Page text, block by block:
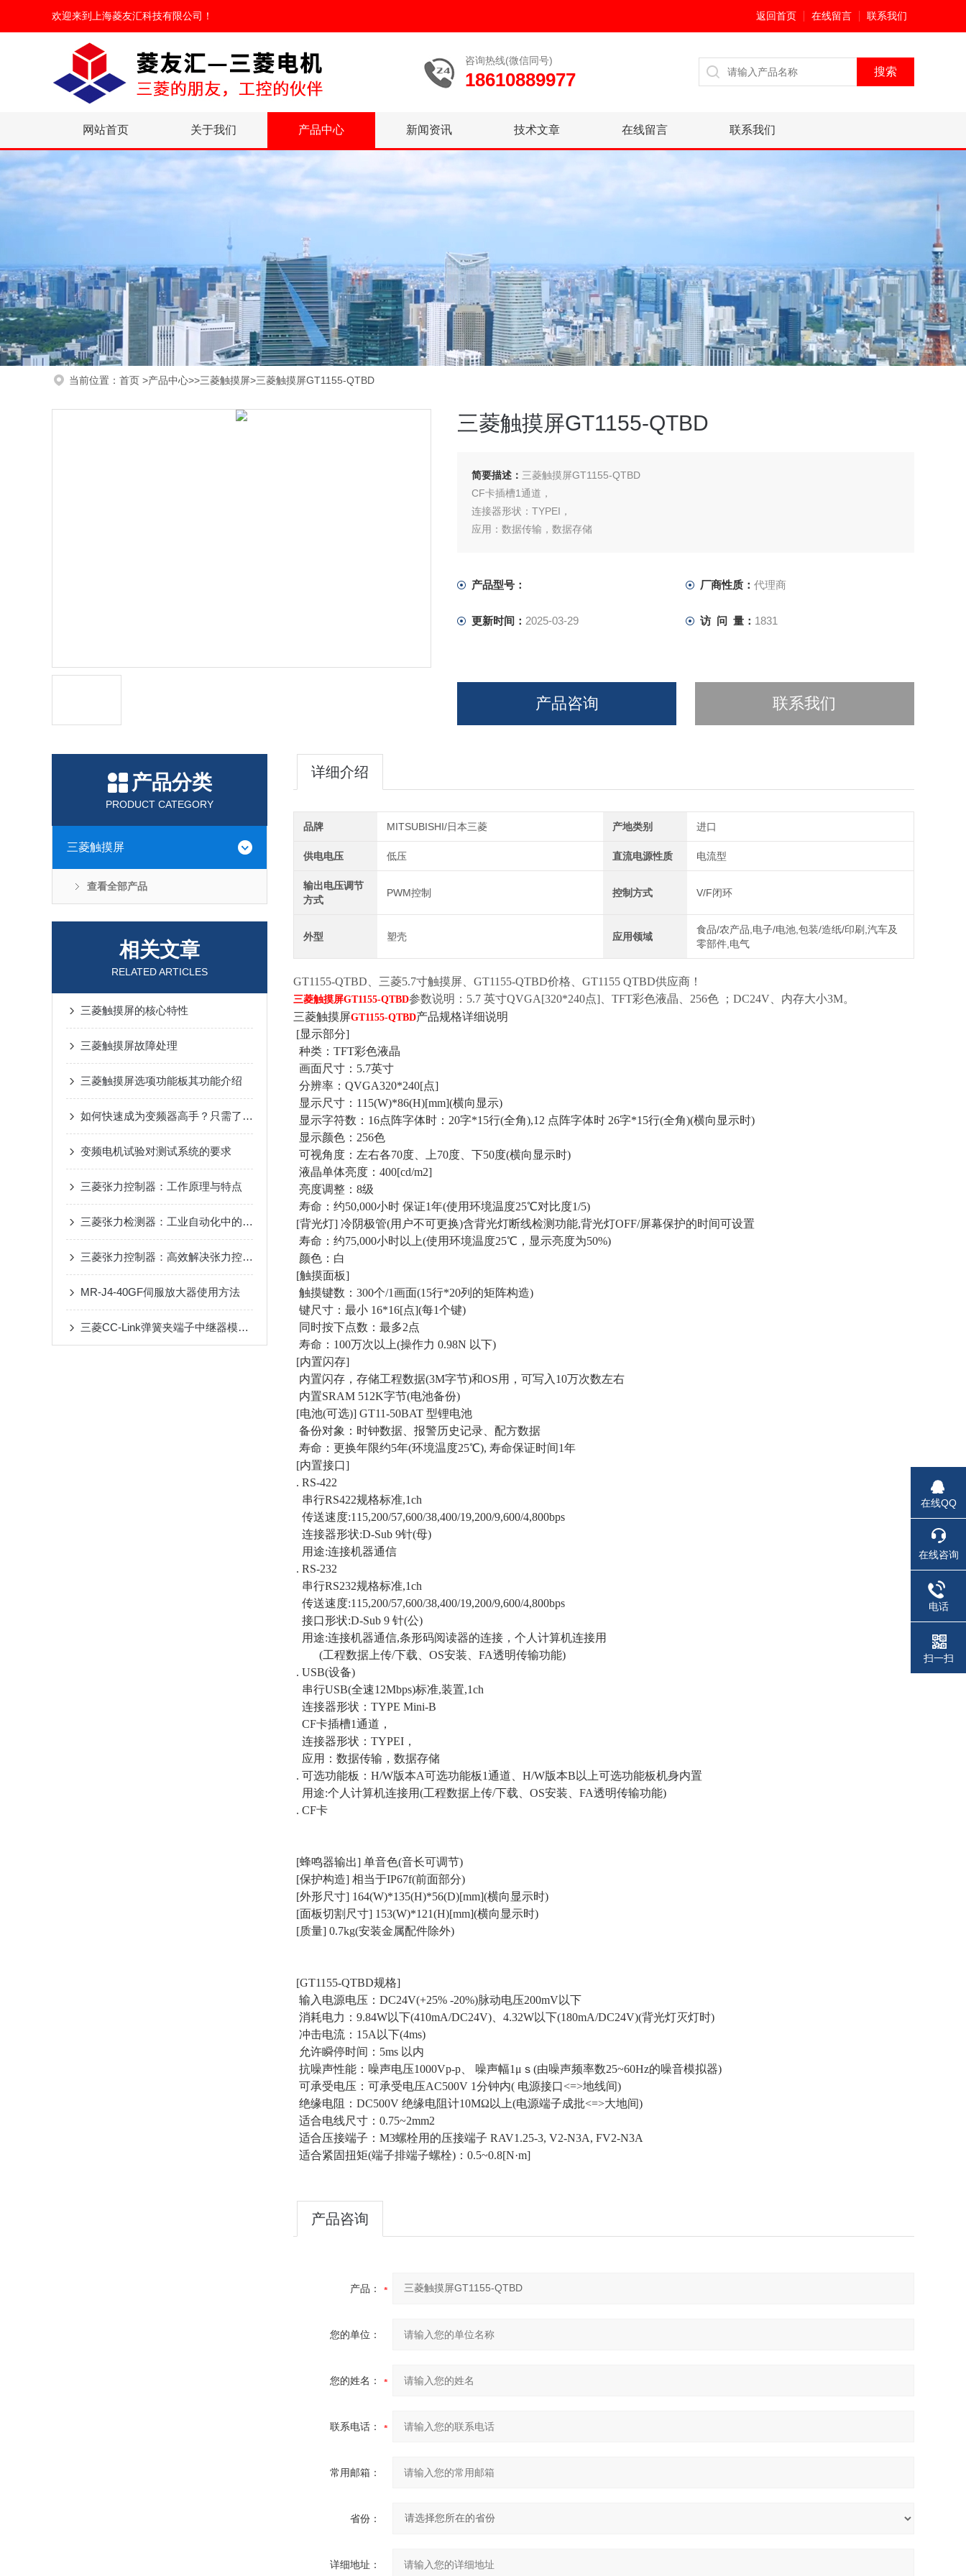
欢迎来到 上海菱友汇科技有限公司 ！ 返回首页 在线留言 联系我们
咨询热线(微信同号)
18610889977
网站首页 关于我们 产品中心 新闻资讯 技术文章 在线留言 联系我们
当前位置： 首页 >产品中心>>三菱触摸屏>三菱触摸屏GT1155-QTBD
三菱触摸屏GT1155-QTBD
简要描述： 三菱触摸屏GT1155-QTBD
CF卡插槽1通道，
连接器形状：TYPEI，
应用：数据传输，数据存储
产品型号： 厂商性质： 代理商
更新时间： 2025-03-29 访 问 量： 1831
产品咨询 联系我们
产品分类
PRODUCT CATEGORY
三菱触摸屏
查看全部产品
相关文章
RELATED ARTICLES
三菱触摸屏的核心特性
三菱触摸屏故障处理
三菱触摸屏选项功能板其功能介绍
如何快速成为变频器高手？只需了解这15个变频器问题
变频电机试验对测试系统的要求
三菱张力控制器：工作原理与特点
三菱张力检测器：工业自动化中的关键技术与应用
三菱张力控制器：高效解决张力控制难题，优化材料处理与传输流程
MR-J4-40GF伺服放大器使用方法
三菱CC-Link弹簧夹端子中继器模块应用场景
详细介绍
品牌 MITSUBISHI/日本三菱 产地类别 进口
供电电压 低压 直流电源性质 电流型
输出电压调节
方式
PWM控制 控制方式 V/F闭环
外型 塑壳 应用领域
食品/农产品,电子/电池,包装/造纸/印刷,汽车及
零部件,电气
GT1155-QTBD、三菱5.7寸触摸屏、GT1155-QTBD价格、GT1155 QTBD供应商！
三菱触摸屏GT1155-QTBD参数说明：5.7 英寸QVGA[320*240点]、TFT彩色液晶、256色 ；DC24V、内存大小3M。
三菱触摸屏GT1155-QTBD产品规格详细说明
[显示部分]
种类：TFT彩色液晶
画面尺寸：5.7英寸
分辨率：QVGA320*240[点]
显示尺寸：115(W)*86(H)[mm](横向显示)
显示字符数：16点阵字体时：20字*15行(全角),12 点阵字体时 26字*15行(全角)(横向显示时)
显示颜色：256色
可视角度：左右各70度、上70度、下50度(横向显示时)
液晶单体亮度：400[cd/m2]
亮度调整：8级
寿命：约50,000小时 保证1年(使用环境温度25℃对比度1/5)
[背光灯] 冷阴极管(用户不可更换)含背光灯断线检测功能,背光灯OFF/屏幕保护的时间可设置
寿命：约75,000小时以上(使用环境温度25℃，显示亮度为50%)
颜色：白
[触摸面板]
触摸键数：300个/1画面(15行*20列的矩阵构造)
键尺寸：最小 16*16[点](每1个键)
同时按下点数：最多2点
寿命：100万次以上(操作力 0.98N 以下)
[内置闪存]
内置闪存，存储工程数据(3M字节)和OS用，可写入10万次数左右
内置SRAM 512K字节(电池备份)
[电池(可选)] GT11-50BAT 型锂电池
备份对象：时钟数据、报警历史记录、配方数据
寿命：更换年限约5年(环境温度25℃), 寿命保证时间1年
[内置接口]
. RS-422
串行RS422规格标准,1ch
传送速度:115,200/57,600/38,400/19,200/9,600/4,800bps
连接器形状:D-Sub 9针(母)
用途:连接机器通信
. RS-232
串行RS232规格标准,1ch
传送速度:115,200/57,600/38,400/19,200/9,600/4,800bps
接口形状:D-Sub 9 针(公)
用途:连接机器通信,条形码阅读器的连接，个人计算机连接用
(工程数据上传/下载、OS安装、FA透明传输功能)
. USB(设备)
串行USB(全速12Mbps)标准,装置,1ch
连接器形状：TYPE Mini-B
CF卡插槽1通道，
连接器形状：TYPEI，
应用：数据传输，数据存储
. 可选功能板：H/W版本A可选功能板1通道、H/W版本B以上可选功能板机身内置
用途:个人计算机连接用(工程数据上传/下载、OS安装、FA透明传输功能)
. CF卡
[蜂鸣器输出] 单音色(音长可调节)
[保护构造] 相当于IP67f(前面部分)
[外形尺寸] 164(W)*135(H)*56(D)[mm](横向显示时)
[面板切割尺寸] 153(W)*121(H)[mm](横向显示时)
[质量] 0.7kg(安装金属配件除外)
[GT1155-QTBD规格]
输入电源电压：DC24V(+25% -20%)脉动电压200mV以下
消耗电力：9.84W以下(410mA/DC24V)、4.32W以下(180mA/DC24V)(背光灯灭灯时)
冲击电流：15A以下(4ms)
允许瞬停时间：5ms 以内
抗噪声性能：噪声电压1000Vp-p、 噪声幅1μｓ(由噪声频率数25~60Hz的噪音模拟器)
可承受电压：可承受电压AC500V 1分钟内( 电源接口<=>地线间)
绝缘电阻：DC500V 绝缘电阻计10MΩ以上(电源端子成批<=>大地间)
适合电线尺寸：0.75~2mm2
适合压接端子：M3螺栓用的压接端子 RAV1.25-3, V2-N3A, FV2-N3A
适合紧固扭矩(端子排端子螺栓)：0.5~0.8[N·m]
产品咨询
产品：
您的单位：
您的姓名：
联系电话：
常用邮箱：
省份：
详细地址：
在线QQ
在线咨询
电话
扫一扫